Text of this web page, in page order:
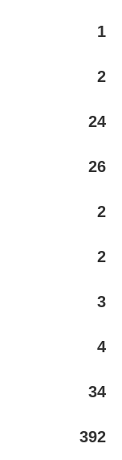
1
2
24
26
2
2
3
4
34
392